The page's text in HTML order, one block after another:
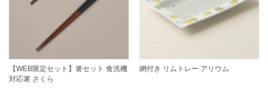
【WEB限定セット】箸セット 食洗機
対応箸 さくら
網付き リムトレー アリウム